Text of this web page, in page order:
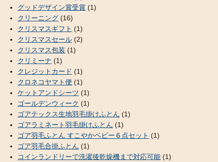
グッドデザイン賞受賞 (1)
クリーニング (16)
クリスマスギフト (1)
クリスマスセール (2)
クリスマス包装 (1)
クリミーナ (1)
クレジットカード (1)
クロネコヤマト便 (1)
ケットアンドシーツ (1)
ゴールデンウィーク (1)
ゴアテックス生地羽毛掛けふとん (1)
ゴアラミネート羽毛掛けふとん (1)
ゴア羽毛ふとん すこやかベビー６点セット (1)
ゴア羽毛合掛ふとん (1)
コインランドリーで洗濯後乾燥機まで対応可能 (1)